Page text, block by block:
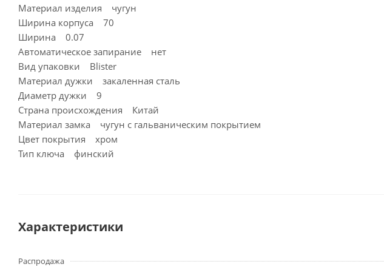
Материал изделия чугун
Ширина корпуса 70
Ширина 0.07
Автоматическое запирание нет
Вид упаковки Blister
Материал дужки закаленная сталь
Диаметр дужки 9
Страна происхождения Китай
Материал замка чугун с гальваническим покрытием
Цвет покрытия хром
Тип ключа финский
Характеристики
Распродажа